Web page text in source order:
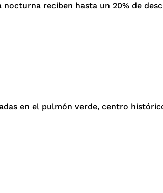
reciben hasta un 20% de
en el pulmón verde, centro